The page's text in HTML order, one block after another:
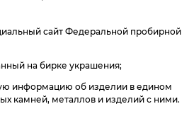
сайт Федеральной пробирной
на бирке украшения;
информацию об изделии в едином
камней, металлов и изделий с ними.